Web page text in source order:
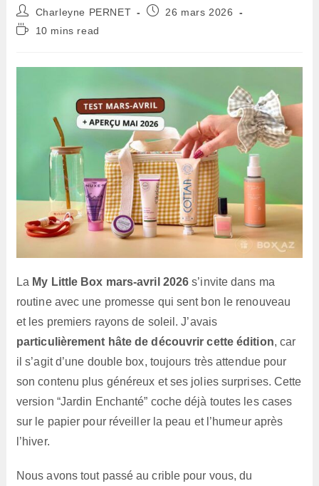
Auteur/autrice
de
la
Charleyne PERNET
Publication
26 mars 2026
Temps10 mins read
La My Little Box mars-avril 2026 s’invite dans ma
routine avec une promesse qui sent bon le renouveau
et les premiers rayons de soleil. J’avais
particulièrement hâte de découvrir cette édition, car
il s’agit d’une double box, toujours très attendue pour
son contenu plus généreux et ses jolies surprises. Cette
version “Jardin Enchanté” coche déjà toutes les cases
sur le papier pour réveiller la peau et l’humeur après
l’hiver.
Nous avons tout passé au crible pour vous, du